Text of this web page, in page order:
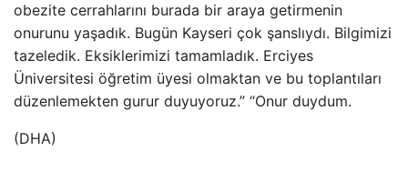
obezite cerrahlarını burada bir araya getirmenin
onurunu yaşadık. Bugün Kayseri çok şanslıydı. Bilgimizi
tazeledik. Eksiklerimizi tamamladık. Erciyes
Üniversitesi öğretim üyesi olmaktan ve bu toplantıları
düzenlemekten gurur duyuyoruz.” “Onur duydum.
(DHA)